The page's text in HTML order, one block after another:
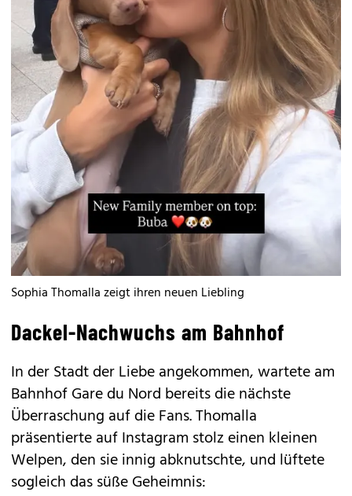
Sophia Thomalla zeigt ihren neuen Liebling
Dackel-Nachwuchs am Bahnhof
In der Stadt der Liebe angekommen, wartete am
Bahnhof Gare du Nord bereits die nächste
Überraschung auf die Fans. Thomalla
präsentierte auf Instagram stolz einen kleinen
Welpen, den sie innig abknutschte, und lüftete
sogleich das süße Geheimnis: